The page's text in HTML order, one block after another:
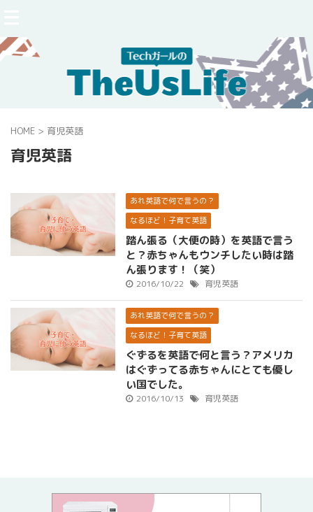
HOME > 育児英語
育児英語
あれ英語で何で言うの？
なるほど！子育て英語
踏ん張る（大便の時）を英語で言う
と？赤ちゃんもウンチしたい時は踏
ん張ります！（笑）
2016/10/22 育児英語
あれ英語で何で言うの？
なるほど！子育て英語
ぐずるを英語で何と言う？アメリカ
はぐずってる赤ちゃんにとても優し
い国でした。
2016/10/13 育児英語